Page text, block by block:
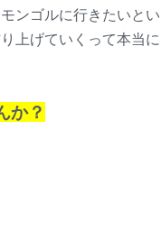
ンゴルに行きたいとい
上げていくって本当に
か？